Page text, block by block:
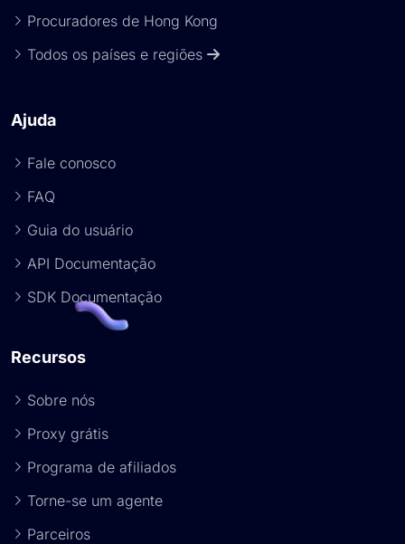
Procuradores de Hong Kong
Todos os países e regiões
Ajuda
Fale conosco
FAQ
Guia do usuário
API Documentação
SDK Documentação
Recursos
Sobre nós
Proxy grátis
Programa de afiliados
Torne-se um agente
Parceiros